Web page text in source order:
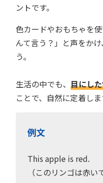
ントです。
色カードやおもちゃを
んて言う？」と声をか
う。
生活の中でも、 目にし
ことで、自然に定着しま
例文
This apple is red.
（このリンゴは赤い